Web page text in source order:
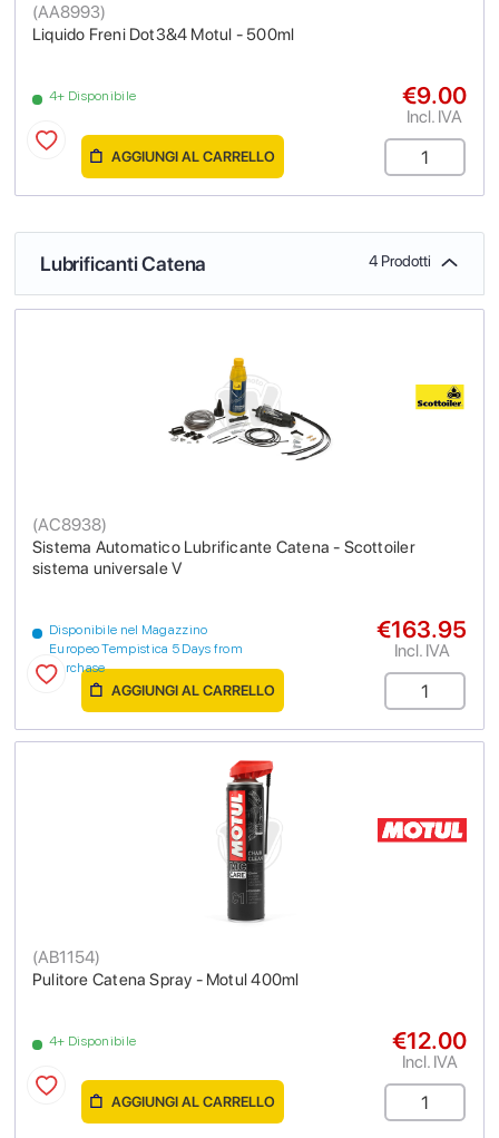
Liquido Freni Dot3&4 Motul - 500ml
(AA8993)
4+ Disponibile €9.00
Incl. IVA
AGGIUNGI AL CARRELLO
Lubrificanti Catena 4 Prodotti
Sistema Automatico Lubrificante Catena - Scottoiler
sistema universale V
(AC8938)
Disponibile nel Magazzino
Europeo Tempistica 5 Days from
purchase
€163.95
Incl. IVA
AGGIUNGI AL CARRELLO
Pulitore Catena Spray - Motul 400ml
(AB1154)
4+ Disponibile €12.00
Incl. IVA
AGGIUNGI AL CARRELLO